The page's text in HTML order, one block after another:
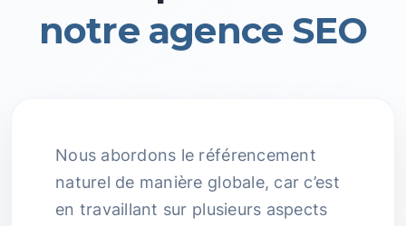
notre agence SEO
Nous abordons le référencement
naturel de manière globale, car c’est
en travaillant sur plusieurs aspects